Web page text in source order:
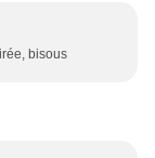
bisous